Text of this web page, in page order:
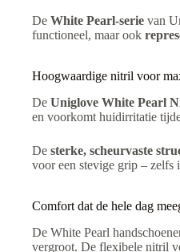
De White Pearl-serie van
functioneel, maar ook
Hoogwaardige nitril voor
De Uniglove White Pearl
en voorkomt huidirritatie
De sterke, scheurvaste
voor een stevige grip – zelfs
Comfort dat de hele dag
De White Pearl
vergroot. De flexibele nitril